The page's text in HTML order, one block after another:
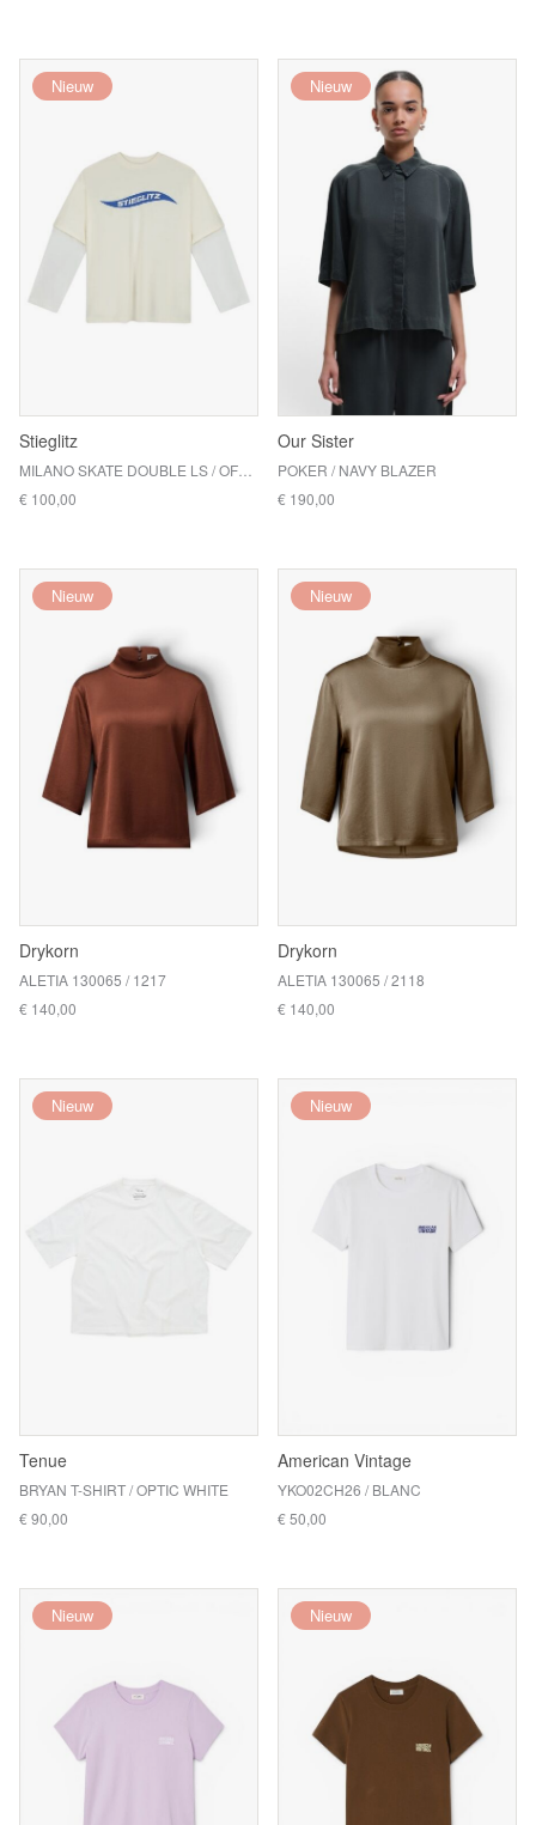
Nieuw
Stieglitz
€ 100,00
Nieuw
Our Sister
POKER / NAVY BLAZER
€ 190,00
Nieuw
Drykorn
ALETIA 130065 / 1217
€ 140,00
Nieuw
Drykorn
ALETIA 130065 / 2118
€ 140,00
Nieuw
Tenue
BRYAN T-SHIRT / OPTIC WHITE
€ 90,00
Nieuw
American Vintage
YKO02CH26 / BLANC
€ 50,00
Nieuw Nieuw